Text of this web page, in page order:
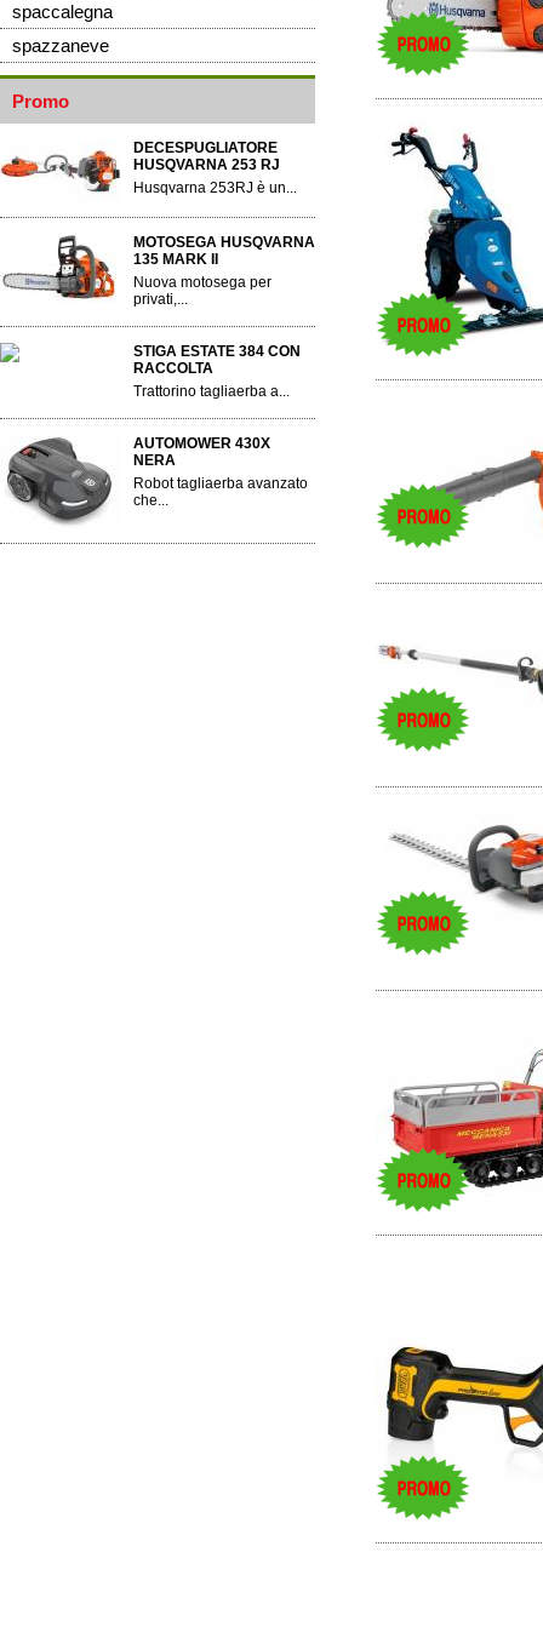
spaccalegna
spazzaneve
Promo
DECESPUGLIATORE
HUSQVARNA 253 RJ
Husqvarna 253RJ è un...
MOTOSEGA HUSQVARNA
135 MARK II
Nuova motosega per
privati,...
STIGA ESTATE 384 CON
RACCOLTA
Trattorino tagliaerba a...
AUTOMOWER 430X
NERA
Robot tagliaerba avanzato
che...